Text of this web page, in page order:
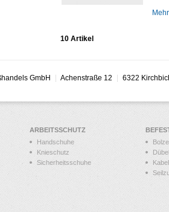
10 Artikel
GmbH Achenstraße 12 6322
ARBEITSSCHUTZ
Handschuhe
Knieschutz
Sicherheitsschuhe
Dübel